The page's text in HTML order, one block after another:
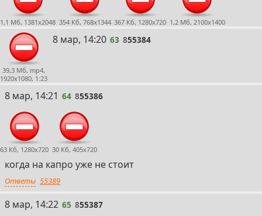
1,1 Мб, 1381x2048 354 Кб, 768x1344 367 Кб, 1280x720 1,2 Мб, 2100x1400
39,3 Мб, mp4,
1920x1080, 1:23
63
8 мар, 14:20 63 855384
64
8 мар, 14:21 64 855386
63 Кб, 1280x720 30 Кб, 405x720
когда на капро уже не стоит
Ответы 55389
65
8 мар, 14:22 65 855387